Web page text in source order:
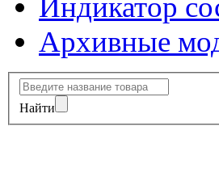
Индикатор
Архивные
Найти